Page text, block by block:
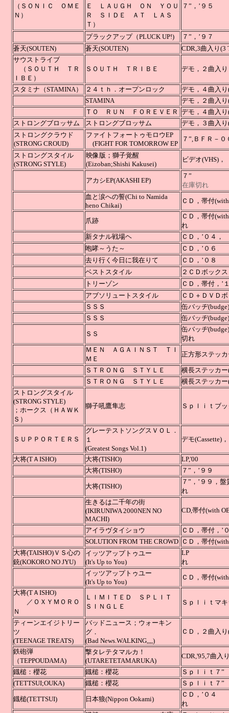
（ＳＯＮＩＣ ＯＭＥ
Ｎ）
Ｅ ＬＡＵＧＨ ＯＮ ＹＯＵ
Ｒ ＳＩＤＥ ＡＴ ＬＡＳ
Ｔ）
７”，’９５
プラックアップ（PLUCK UP!)
７”，’９７
蒼天(SOUTEN)
蒼天(SOUTEN)
CDR,3曲入り(3
サウストライブ
（ＳＯＵＴＨ ＴＲ
ＩＢＥ）
ＳＯＵＴＨ ＴＲＩＢＥ デモ，２曲入り
スタミナ（STAMINA） ２４ｔｈ．オープンロック
デモ，４曲入
STAMINA
デモ，２曲入り
ＴＯ ＲＵＮ ＦＯＲＥＶＥＲ デモ，４曲入り
ストロングブロッサム
ストロングブロッサム
デモ，
ストロングクラウド
(STRONG CROUD)
ファイトフォートゥモロウEP
(FIGHT FOR TOMORROW EP
７”,ＢＦＲ－
ストロングスタイル
(STRONG STYLE)
映像版；獅子覚醒
(Eizoban;Shishi Kakusei)
ビデオ(VHS)，
アカシEP(AKASHI EP)
７”
在庫切れ
血と涙への誓(Chi to Namida
heno Chikai)
ＣＤ，
爪跡
ＣＤ，帯
れ
新タナル戦場ヘ
Ｃ
咆哮～うた～
ＣＤ
去り行く今日に我在りて
ＣＤ
ベストスタイル
２ＣＤ
トリーゾン
ＣＤ，
アブソリュートスタイル
ＣＤ＋Ｄ
ＳＳＳ
缶バッヂ
ＳＳＳ
缶バッヂ
ＳＳ
缶バッヂ
切れ
ＭＥＮ ＡＧＡＩＮＳＴ ＴＩ
ＭＥ
正方形ステッ
ＳＴＲＯＮＧ ＳＴＹＬＥ
横長ステッカ
ＳＴＲＯＮＧ ＳＴＹＬＥ
横長ステッカ
ストロングスタイル
(STRONG STYLE)
；ホークス（ＨＡＷＫ
Ｓ）
獅子吼鷹隼志 Ｓｐｌｉ
ＳＵＰＰＯＲＴＥＲＳ
グレーテストソングスＶＯＬ．
１
(Greatest Songs Vol.1)
デモ(Cassette)
大将(TＡISHO) 大将(TISHO)
LP,'00
大将(TISHO)
７”，’９９
大将(TISHO)
７”，
れ
生きるは二千年の街
(IKIRUNIWA 2000NEN NO
MACHI)
CD,
アイラヴタイショウ
ＣＤ，帯付，’
SOLUTION FROM THE CROWD ＣＤ，帯付
大将(TAISHO)ＶＳ心の
銃(KOKORO NO JYU)
イッツアップトゥユー
(It's Up to You)
れ
イッツアップトゥユー
(It's Up to You)
ＣＤ，
大将(TＡISHO)
／ＯＸＹＭＯＲＯ
Ｎ
ＬＩＭＩＴＥＤ ＳＰＬＩＴ
ＳＩＮＧＬＥ
Ｓｐｌ
ティーンエイジトリー
ツ
(TEENAGE TREATS)
バッドニュース；ウォーキン
グ．
(Bad News.WALKING,,,,)
ＣＤ，２曲入り
鉄砲弾
（TEPPOUDAMA)
撃タレテタマルカ！
(UTARETETAMARUKA)
CDR,'95,7曲入
鐡槌：櫻花 鐡槌：櫻花
Ｓｐｌｉｔ７”
(TETTSUI;OUKA)
鐡槌：櫻花 Ｓｐｌｉｔ７”
鐡槌(TETTSUI) 日本狼(Nippon Ookami)
Ｃ
れ